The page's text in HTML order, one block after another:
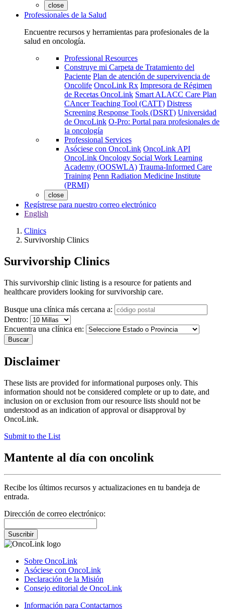
close
Professionales de la Salud
Encuentre recursos y herramientas para profesionales de la
salud en oncología.
Professional Resources
Construye mi Carpeta de Tratamiento del
Paciente Plan de atención de supervivencia de
Oncolife OncoLink Rx Impresora de Régimen
de Recetas OncoLink Smart ALACC Care Plan
CAncer Teaching Tool (CATT) Distress
Screening Response Tools (DSRT) Universidad
de OncoLink O-Pro: Portal para profesionales de
la oncología
Professional Services
Asóciese con OncoLink OncoLink API
OncoLink Oncology Social Work Learning
Academy (OOSWLA) Trauma-Informed Care
Training Penn Radiation Medicine Institute
(PRMI)
close
Regístrese para nuestro correo electrónico
English
Clinics
Survivorship Clinics
Survivorship Clinics
This survivorship clinic listing is a resource for patients and
healthcare providers looking for survivorship care.
Busque una clínica más cercana a:
Dentro:
Encuentra una clínica en:
Buscar
Disclaimer
These lists are provided for informational purposes only. This
information should not be considered complete or up to date, and
inclusion on or exclusion from our resource lists should not be
understood as an indication of approval or disapproval by
OncoLink.
Submit to the List
Mantente al día con oncolink
Recibe los últimos recursos y actualizaciones en tu bandeja de
entrada.
Dirección de correo electrónico:
Suscribir
Sobre OncoLink
Asóciese con OncoLink
Declaración de la Misión
Consejo editorial de OncoLink
Información para Contactarnos